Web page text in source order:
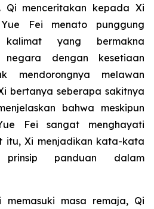
Qi menceritakan kepada Xi
Fei menato punggung
yang bermakna
negara dengan kesetiaan
mendorongnya melawan
bertanya seberapa sakitnya
bahwa meskipun
Fei sangat menghayati
itu, Xi menjadikan kata-kata
panduan dalam
memasuki masa remaja, Qi